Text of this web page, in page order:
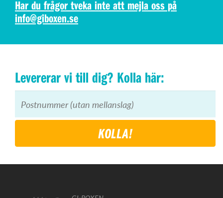
Har du frågor tveka inte att mejla oss på
info@giboxen.se
Levererar vi till dig? Kolla här:
KOLLA!